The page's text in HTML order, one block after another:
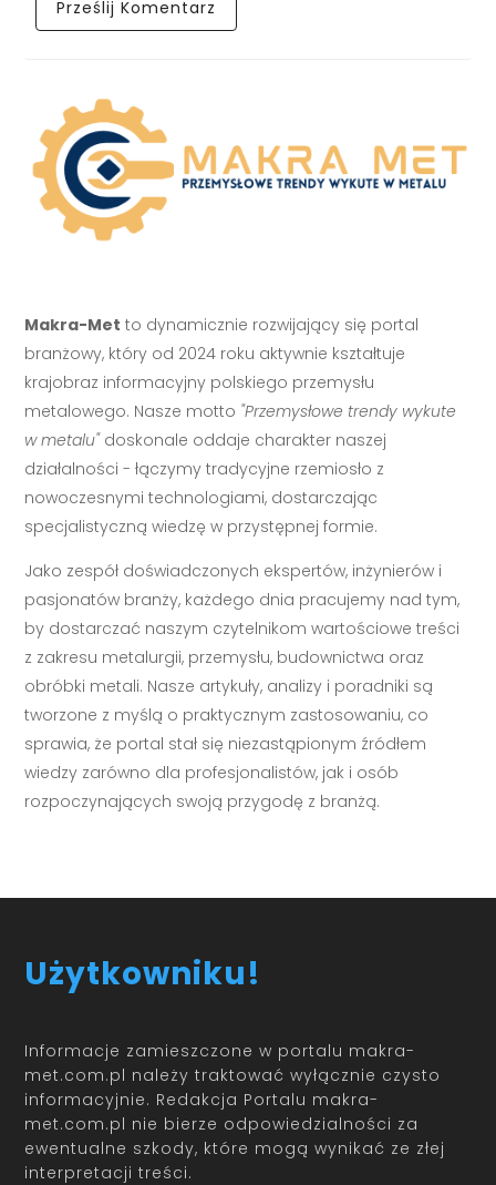
Makra-Met to dynamicznie rozwijający się portal
branżowy, który od 2024 roku aktywnie kształtuje
krajobraz informacyjny polskiego przemysłu
metalowego. Nasze motto "Przemysłowe trendy wykute
w metalu"doskonale oddaje charakter naszej
działalności - łączymy tradycyjne rzemiosło z
nowoczesnymi technologiami, dostarczając
specjalistyczną wiedzę w przystępnej formie.
Jako zespół doświadczonych ekspertów, inżynierów i
pasjonatów branży, każdego dnia pracujemy nad tym,
by dostarczać naszym czytelnikom wartościowe treści
z zakresu metalurgii, przemysłu, budownictwa oraz
obróbki metali. Nasze artykuły, analizy i poradniki są
tworzone z myślą o praktycznym zastosowaniu, co
sprawia, że portal stał się niezastąpionym źródłem
wiedzy zarówno dla profesjonalistów, jak i osób
rozpoczynających swoją przygodę z branżą.
Użytkowniku!
Informacje zamieszczone w portalu makra-
met.com.pl należy traktować wyłącznie czysto
informacyjnie. Redakcja Portalu makra-
met.com.pl nie bierze odpowiedzialności za
ewentualne szkody, które mogą wynikać ze złej
interpretacji treści.